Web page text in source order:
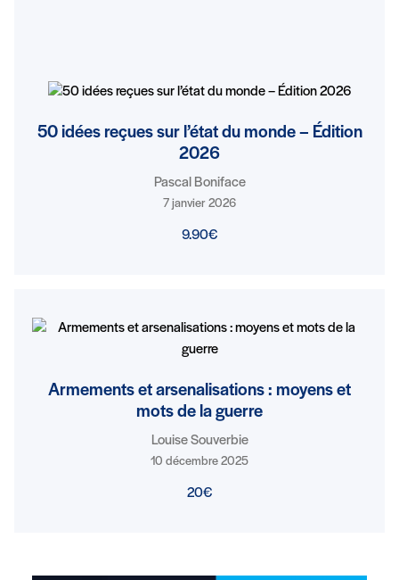
50 idées reçues sur l’état du monde – Édition
2026
Pascal Boniface
7 janvier 2026
9.90€
Armements et arsenalisations : moyens et
mots de la guerre
Louise Souverbie
10 décembre 2025
20€